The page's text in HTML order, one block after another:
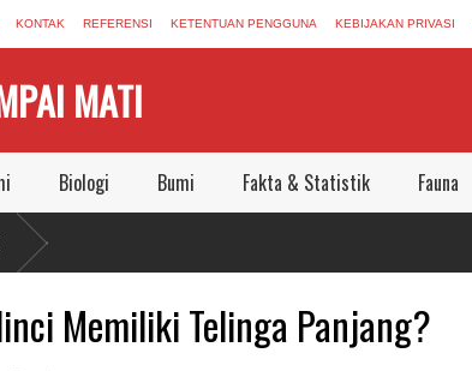
KONTAK REFERENSI KETENTUAN PENGGUNA KEBIJAKAN PRIVASI
MATI
Biologi Bumi Fakta & Statistik Fauna
Memiliki Telinga Panjang?